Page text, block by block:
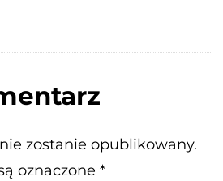
zostanie opublikowany.
oznaczone *